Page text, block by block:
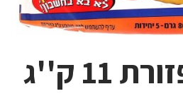
מלווח בתפזורת 11 ק''ג